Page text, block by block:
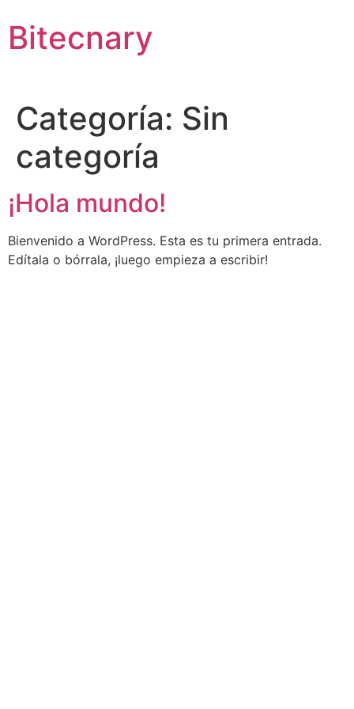
to
content
Bitecnary
Categoría: Sin
categoría
¡Hola mundo!
Bienvenido a WordPress. Esta es tu primera entrada.
Edítala o bórrala, ¡luego empieza a escribir!